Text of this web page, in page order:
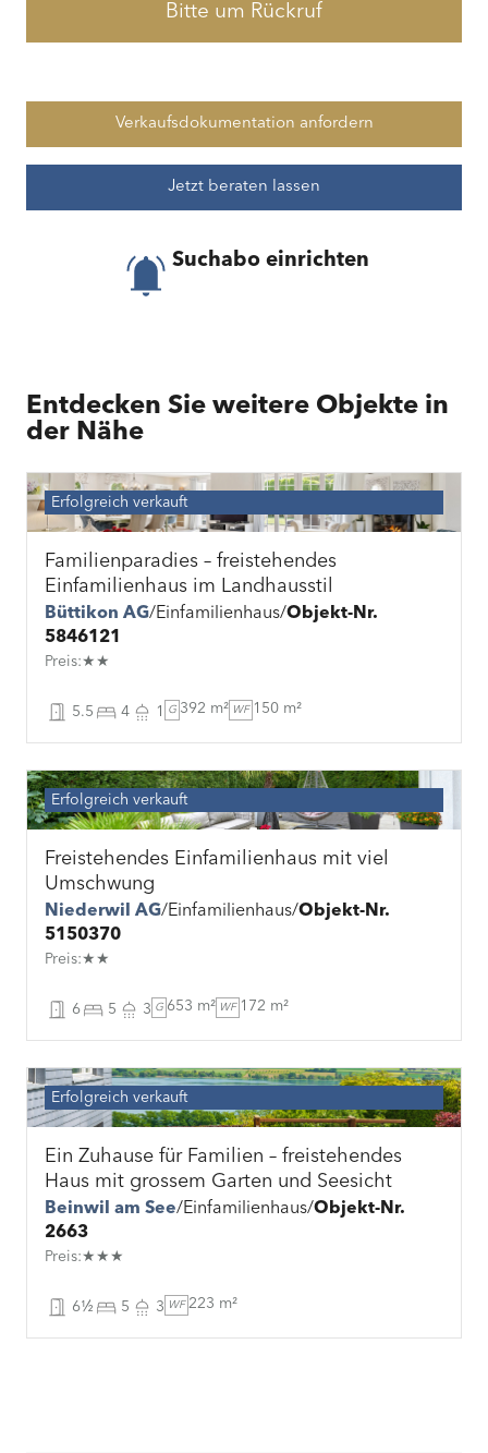
Bitte um Rückruf
Verkaufsdokumentation anfordern
Jetzt beraten lassen
Suchabo einrichten
Entdecken Sie weitere Objekte in
der Nähe
Erfolgreich verkauft
Familienparadies – freistehendes
Einfamilienhaus im Landhausstil
Büttikon AG Einfamilienhaus Objekt-Nr.
5846121
Preis:★★
5.5 4 1 G 392 m² WF 150 m²
Erfolgreich verkauft
Freistehendes Einfamilienhaus mit viel
Umschwung
Niederwil AG Einfamilienhaus Objekt-Nr.
5150370
Preis:★★
6 5 3 G 653 m² WF 172 m²
Erfolgreich verkauft
Ein Zuhause für Familien – freistehendes
Haus mit grossem Garten und Seesicht
Beinwil am See Einfamilienhaus Objekt-Nr.
2663
Preis:★★★
6½ 5 3 WF 223 m²